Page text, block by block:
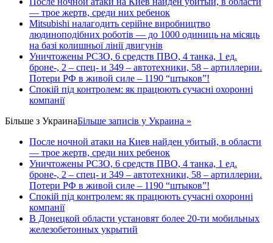
— трое жертв, среди них ребенок
Mitsubishi налагодить серійне виробництво
людиноподібних роботів — до 1000 одиниць на місяць
на базі колишньої лінії двигунів
Уничтожены РСЗО, 6 средств ПВО, 4 танка, 1 ед.
броне-, 2 – спец- и 349 – автотехники, 58 – артиллерии.
Потери РФ в живой силе – 1190 “штыков”!
Спокій під контролем: як працюють сучасні охоронні
компанії
Більше з УкраинаБільше записів у Украина »
После ночной атаки на Киев найден убитый, в области
— трое жертв, среди них ребенок
Уничтожены РСЗО, 6 средств ПВО, 4 танка, 1 ед.
броне-, 2 – спец- и 349 – автотехники, 58 – артиллерии.
Потери РФ в живой силе – 1190 “штыков”!
Спокій під контролем: як працюють сучасні охоронні
компанії
В Донецкой области установят более 20-ти мобильных
железобетонных укрытий